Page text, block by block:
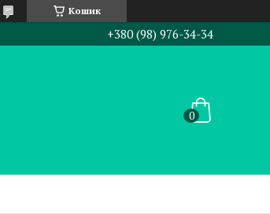
Кошик
+380 (98) 976-34-34